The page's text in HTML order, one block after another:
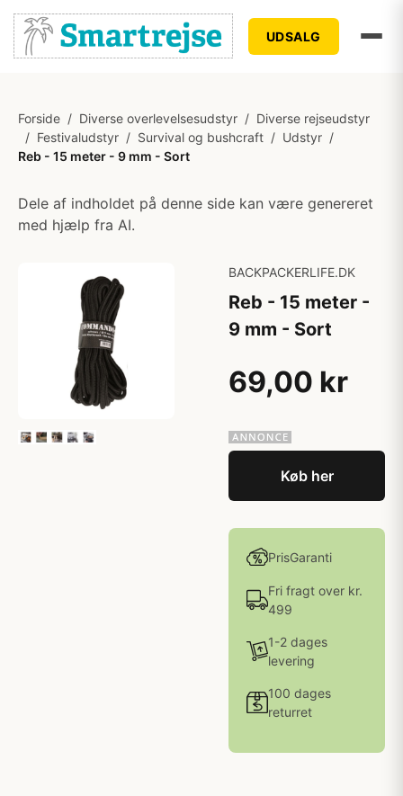
UDSALG
Forside / Diverse overlevelsesudstyr / Diverse rejseudstyr
/ Festivaludstyr / Survival og bushcraft / Udstyr /
Reb - 15 meter - 9 mm - Sort
Dele af indholdet på denne side kan være genereret
med hjælp fra AI.
BACKPACKERLIFE.DK
Reb - 15 meter -
9 mm - Sort
69,00 kr
Køb her
PrisGaranti
Fri fragt over kr.
499
1-2 dages
levering
100 dages
returret